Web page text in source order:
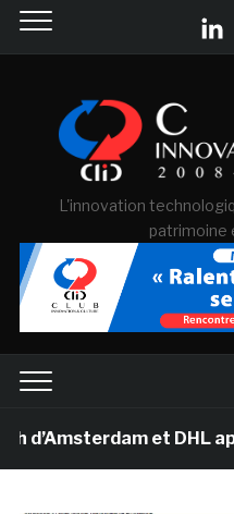
L'innovation
patrimoine
et DHL